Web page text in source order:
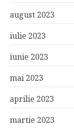
august 2023
iulie 2023
iunie 2023
mai 2023
aprilie 2023
martie 2023